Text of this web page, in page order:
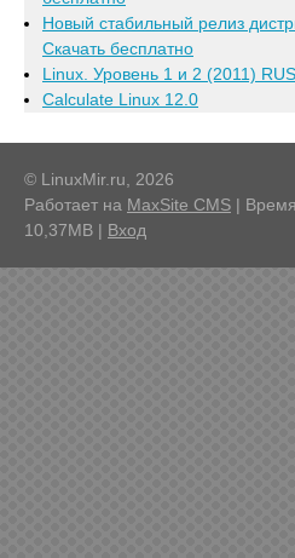
Новый стабильный релиз
Скачать бесплатно
Linux. Уровень 1 и 2 (2011)
Calculate Linux 12.0
© LinuxMir.ru, 2026
Работает на MaxSite CMS |
10,37MB | Вход